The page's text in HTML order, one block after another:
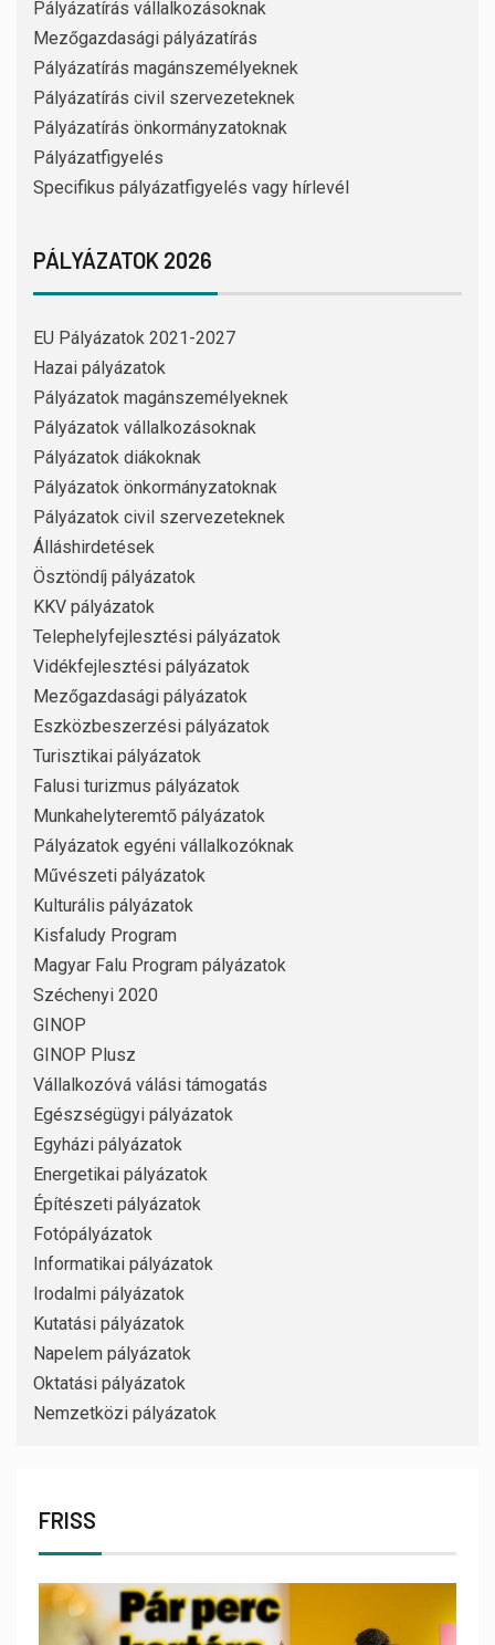
Pályázatírás vállalkozásoknak
Mezőgazdasági pályázatírás
Pályázatírás magánszemélyeknek
Pályázatírás civil szervezeteknek
Pályázatírás önkormányzatoknak
Pályázatfigyelés
Specifikus pályázatfigyelés vagy hírlevél
PÁLYÁZATOK 2026
EU Pályázatok 2021-2027
Hazai pályázatok
Pályázatok magánszemélyeknek
Pályázatok vállalkozásoknak
Pályázatok diákoknak
Pályázatok önkormányzatoknak
Pályázatok civil szervezeteknek
Álláshirdetések
Ösztöndíj pályázatok
KKV pályázatok
Telephelyfejlesztési pályázatok
Vidékfejlesztési pályázatok
Mezőgazdasági pályázatok
Eszközbeszerzési pályázatok
Turisztikai pályázatok
Falusi turizmus pályázatok
Munkahelyteremtő pályázatok
Pályázatok egyéni vállalkozóknak
Művészeti pályázatok
Kulturális pályázatok
Kisfaludy Program
Magyar Falu Program pályázatok
Széchenyi 2020
GINOP
GINOP Plusz
Vállalkozóvá válási támogatás
Egészségügyi pályázatok
Egyházi pályázatok
Energetikai pályázatok
Építészeti pályázatok
Fotópályázatok
Informatikai pályázatok
Irodalmi pályázatok
Kutatási pályázatok
Napelem pályázatok
Oktatási pályázatok
Nemzetközi pályázatok
FRISS